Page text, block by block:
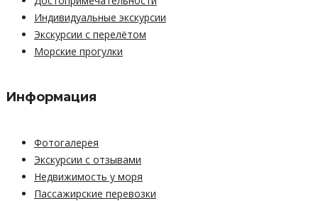
Индивидуальные экскурсии
Экскурсии с перелётом
Морские прогулки
Информация
Фотогалерея
Экскурсии с отзывами
Недвижимость у моря
Пассажирские перевозки